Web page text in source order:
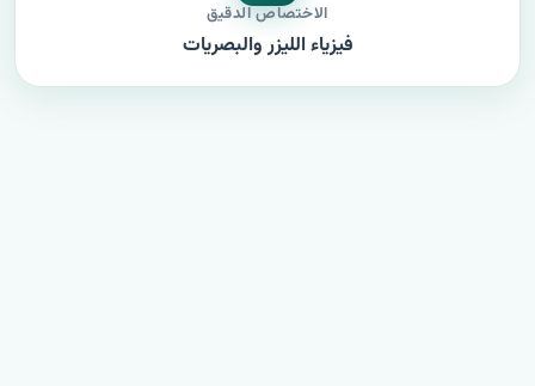
الاختصاص الدقيق
فيزياء الليزر والبصريات